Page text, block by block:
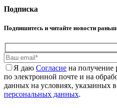
Подписка
Подпишитесь и читайте новости
Я даю Cогласие на получение
по электронной почте и на
данных на условиях, указанных в
персональных данных.